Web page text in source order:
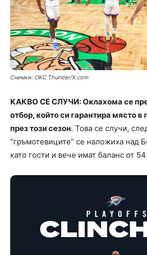
Снимки: OKC Thunder/X.com
КАКВО СЕ СЛУЧИ: Оклахома се
отбор, който си гарантира място
през този сезон. Това се случи,
“гръмотевиците” се наложиха над
като гости и вече имат баланс от